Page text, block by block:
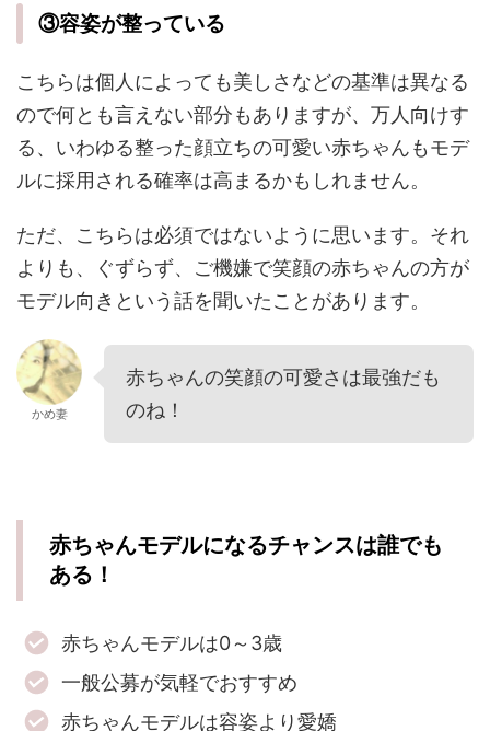
③容姿が整っている
こちらは個人によっても美しさなどの基準は異なる
ので何とも言えない部分もありますが、万人向けす
る、いわゆる整った顔立ちの可愛い赤ちゃんもモデ
ルに採用される確率は高まるかもしれません。
ただ、こちらは必須ではないように思います。それ
よりも、ぐずらず、ご機嫌で笑顔の赤ちゃんの方が
モデル向きという話を聞いたことがあります。
かめ妻
赤ちゃんの笑顔の可愛さは最強だも
のね！
赤ちゃんモデルになるチャンスは誰でも
ある！
赤ちゃんモデルは0～3歳
一般公募が気軽でおすすめ
赤ちゃんモデルは容姿より愛嬌